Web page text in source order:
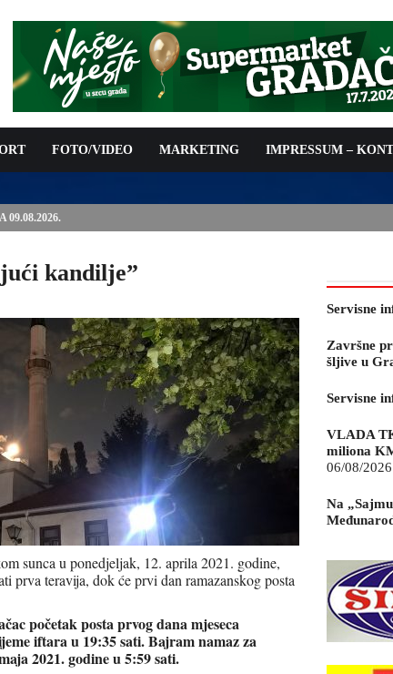
FOTO/VIDEO MARKETING IMPRESSUM –
53. SAJMA ŠLJIVE U GRADAČCU
kandilje”
sunca u ponedjeljak, 12. aprila 2021. godine,
prva teravija, dok će prvi dan ramazanskog posta
početak posta prvog dana mjeseca
iftara u 19:35 sati. Bajram namaz za
2021. godineu 5:59 sati.
Servisne
Završne
šljive u
Servisne
VLADA
miliona
06/08/2026
Na